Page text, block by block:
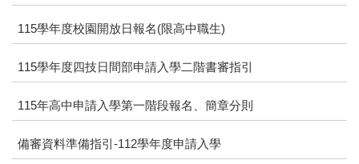
115學年度校園開放日報名(限高中職生)
115學年度四技日間部申請入學二階書審指引
115年高中申請入學第一階段報名、簡章分則
備審資料準備指引-112學年度申請入學